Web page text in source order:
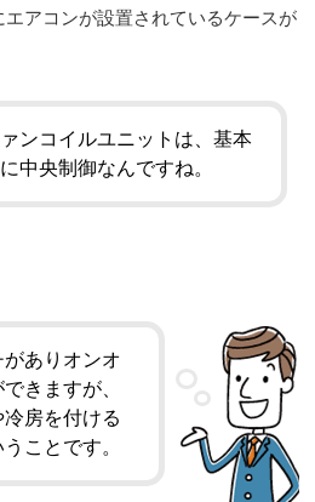
アコンが設置されているケースが
ンコイルユニットは、基本
中央制御なんですね。
ありオンオ
きますが、
房を付ける
ことです。